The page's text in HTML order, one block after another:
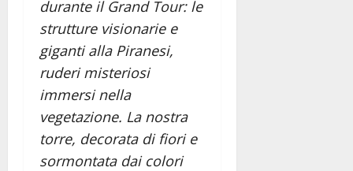
durante il Grand Tour: le
strutture visionarie e
giganti alla Piranesi,
ruderi misteriosi
immersi nella
vegetazione. La nostra
torre, decorata di fiori e
sormontata dai colori